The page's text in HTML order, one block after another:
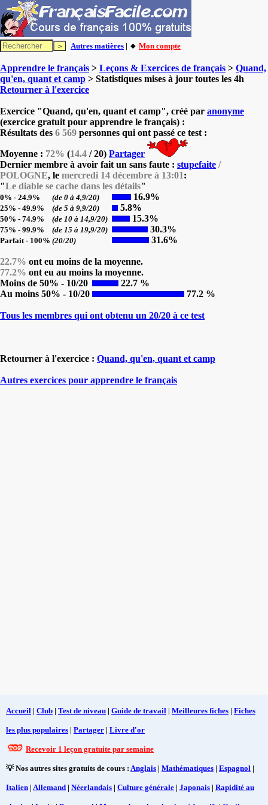
Autres matières | 🔸 Mon compte
Apprendre le français > Leçons & Exercices de français > Quand,
qu'en, quant et camp > Statistiques mises à jour toutes les 4h
Retourner à l'exercice
Exercice "Quand, qu'en, quant et camp", créé par anonyme
(exercice gratuit pour apprendre le français) :
Résultats des 6 569 personnes qui ont passé ce test :
Moyenne : 72% (14.4 / 20) Partager
Dernier membre à avoir fait un sans faute : stupefaite /
POLOGNE, le mercredi 14 décembre à 13:01:
"Le diable se cache dans les détails"
0% - 24.9% (de 0 à 4,9/20) 16.9%
25% - 49.9% (de 5 à 9,9/20) 5.8%
50% - 74.9% (de 10 à 14,9/20) 15.3%
75% - 99.9% (de 15 à 19,9/20) 30.3%
Parfait - 100% (20/20) 31.6%
22.7% ont eu moins de la moyenne.
77.2% ont eu au moins la moyenne.
Moins de 50% - 10/20
22.7 %
Au moins 50% - 10/20
77.2 %
Tous les membres qui ont obtenu un 20/20 à ce test
Retourner à l'exercice : Quand, qu'en, quant et camp
Autres exercices pour apprendre le français
Accueil | Club | Test de niveau | Guide de travail | Meilleures fiches | Fiches
les plus populaires | Partager | Livre d'or
Recevoir 1 leçon gratuite par semaine
💡 Nos autres sites gratuits de cours : Anglais | Mathématiques | Espagnol |
Italien | Allemand | Néerlandais | Culture générale | Japonais | Rapidité au